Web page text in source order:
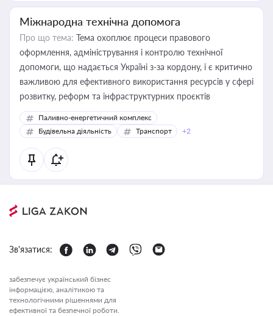
Міжнародна технічна допомога
Про що тема: Тема охоплює процеси правового
оформлення, адміністрування і контролю технічної
допомоги, що надається Україні з-за кордону, і є критично
важливою для ефективного використання ресурсів у сфері
розвитку, реформ та інфраструктурних проєктів
Паливно-енергетичний комплекс
Будівельна діяльність
Транспорт +2
Зв'язатися:
забезпечує український бізнес
інформацією, аналітикою та
технологічними рішеннями для
ефективної та безпечної роботи.